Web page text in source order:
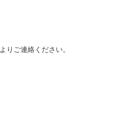
よりご連絡ください。